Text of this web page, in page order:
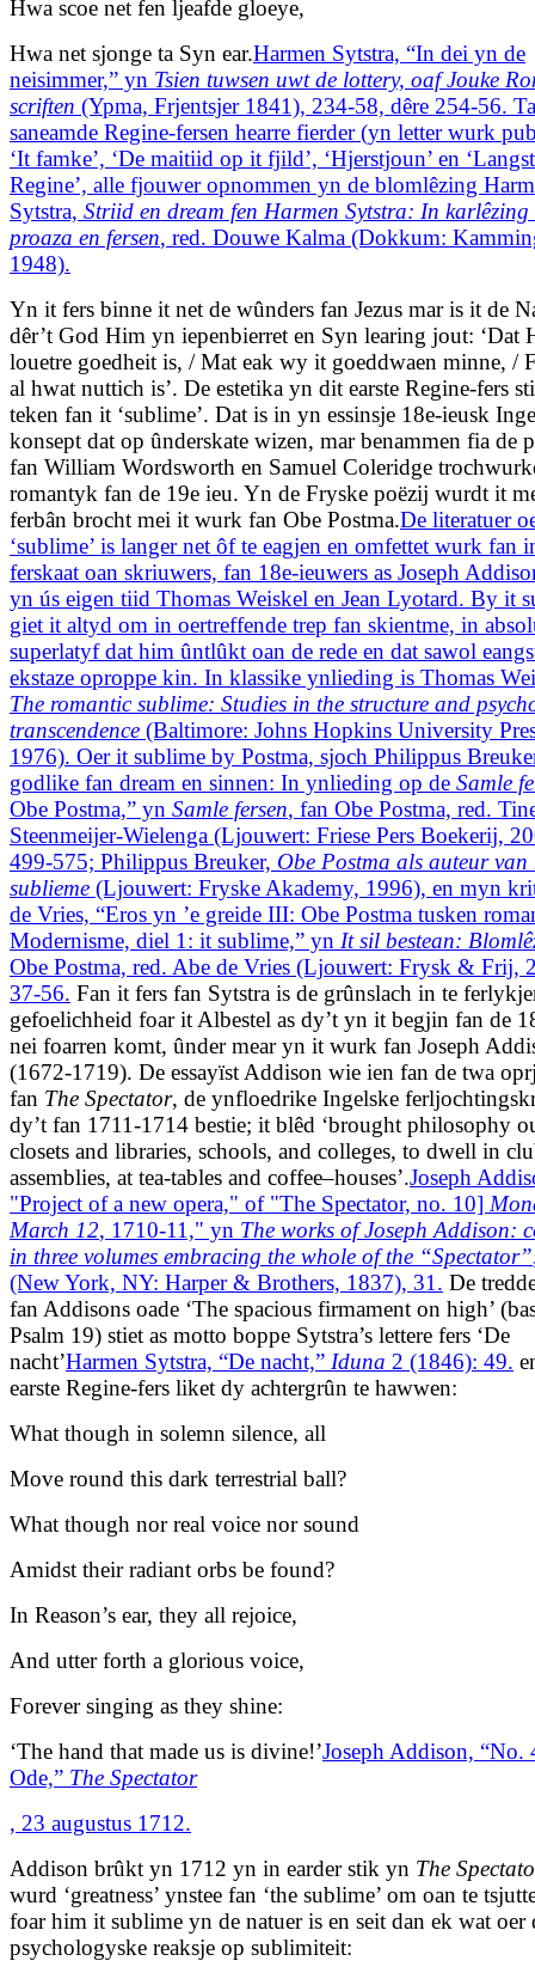
Hwa scoe net fen ljeafde gloeye,
Hwa net sjonge ta Syn ear.Harmen Sytstra, “In dei yn de
neisimmer,” yn Tsien tuwsen uwt de lottery, oaf Jouke
scriften (Ypma, Frjentsjer 1841), 234-58, dêre 254-56.
saneamde Regine-fersen hearre fierder (yn letter wurk
‘It famke’, ‘De maitiid op it fjild’, ‘Hjerstjoun’ en
Regine’, alle fjouwer opnommen yn de blomlêzing
Sytstra, Striid en dream fen Harmen Sytstra: In karlêzing
proaza en fersen, red. Douwe Kalma (Dokkum:
1948).
Yn it fers binne it net de wûnders fan Jezus mar is it de
dêr’t God Him yn iepenbierret en Syn learing jout: ‘Dat
louetre goedheit is, / Mat eak wy it goeddwaen minne, /
al hwat nuttich is’. De estetika yn dit earste Regine-fers
teken fan it ‘sublime’. Dat is in yn essinsje 18e-ieusk
konsept dat op ûnderskate wizen, mar benammen fia de
fan William Wordsworth en Samuel Coleridge
romantyk fan de 19e ieu. Yn de Fryske poëzij wurdt it
ferbân brocht mei it wurk fan Obe Postma.De literatuer
‘sublime’ is langer net ôf te eagjen en omfettet wurk fan
ferskaat oan skriuwers, fan 18e-ieuwers as Joseph
yn ús eigen tiid Thomas Weiskel en Jean Lyotard. By it
giet it altyd om in oertreffende trep fan skientme, in
superlatyf dat him ûntlûkt oan de rede en dat sawol
ekstaze oproppe kin. In klassike ynlieding is Thomas
The romantic sublime: Studies in the structure and
transcendence (Baltimore: Johns Hopkins University
1976). Oer it sublime by Postma, sjoch Philippus
godlike fan dream en sinnen: In ynlieding op de Samle
Obe Postma,” yn Samle fersen, fan Obe Postma, red.
Steenmeijer-Wielenga (Ljouwert: Friese Pers Boekerij,
499-575; Philippus Breuker, Obe Postma als auteur van
sublieme (Ljouwert: Fryske Akademy, 1996), en myn
de Vries, “Eros yn ’e greide III: Obe Postma tusken
Modernisme, diel 1: it sublime,” yn It sil bestean:
Obe Postma, red. Abe de Vries (Ljouwert: Frysk & Frij,
37-56. Fan it fers fan Sytstra is de grûnslach in te
gefoelichheid foar it Albestel as dy’t yn it begjin fan de
nei foarren komt, ûnder mear yn it wurk fan Joseph
(1672-1719). De essayïst Addison wie ien fan de twa
fan The Spectator, de ynfloedrike Ingelske
dy’t fan 1711-1714 bestie; it blêd ‘brought philosophy
closets and libraries, schools, and colleges, to dwell in
assemblies, at tea-tables and coffee–houses’.Joseph
"Project of a new opera," of "The Spectator, no. 10]
March 12, 1710-11," yn The works of Joseph Addison:
in three volumes embracing the whole of the “Spectator”
(New York, NY: Harper & Brothers, 1837), 31. De
fan Addisons oade ‘The spacious firmament on high’
Psalm 19) stiet as motto boppe Sytstra’s lettere fers ‘De
nacht’Harmen Sytstra, “De nacht,” Iduna 2 (1846): 49.
earste Regine-fers liket dy achtergrûn te hawwen:
What though in solemn silence, all
Move round this dark terrestrial ball?
What though nor real voice nor sound
Amidst their radiant orbs be found?
In Reason’s ear, they all rejoice,
And utter forth a glorious voice,
Forever singing as they shine:
‘The hand that made us is divine!’Joseph Addison, “No.
Ode,” The Spectator
, 23 augustus 1712.
Addison brûkt yn 1712 yn in earder stik yn The
wurd ‘greatness’ ynstee fan ‘the sublime’ om oan te
foar him it sublime yn de natuer is en seit dan ek wat oer
psychologyske reaksje op sublimiteit: